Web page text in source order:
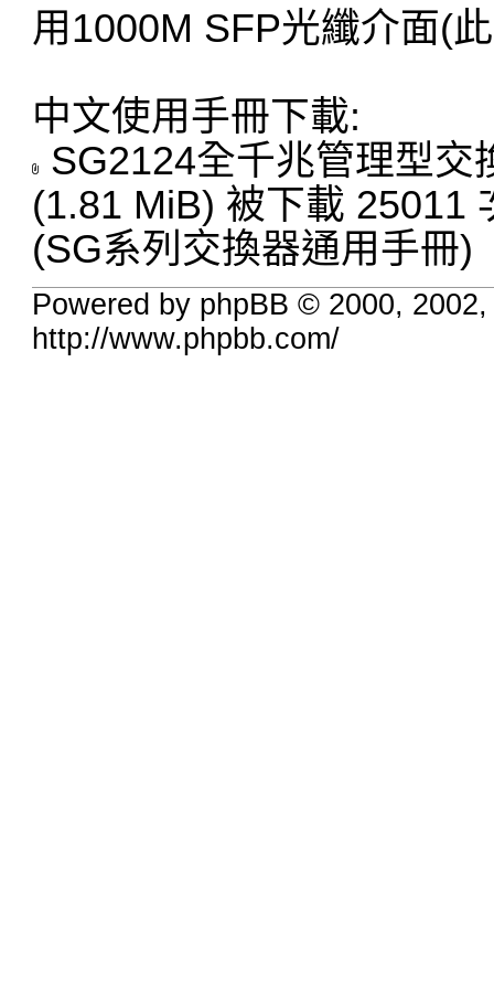
用1000M SFP光纖介面(
中文使用手冊下載:
SG2124全千兆管理型交
(1.81 MiB) 被下載 25011
(SG系列交換器通用手冊)
Powered by phpBB © 2000,
http://www.phpbb.com/